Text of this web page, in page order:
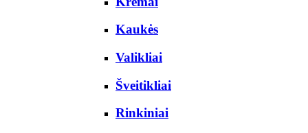
Kaukės
Valikliai
Šveitikliai
Rinkiniai